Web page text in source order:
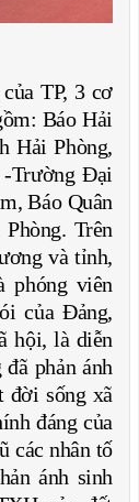
TP, 3 cơ
Báo Hải
Hải Phòng,
Trường Đại
Báo Quân
Trên
và tỉnh,
phóng viên
của Đảng,
hội, là diễn
phản ánh
đời sống xã
đáng của
các nhân tố
ánh sinh